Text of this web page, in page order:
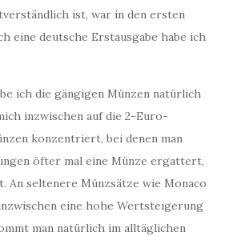
ist, war in den ersten
eine deutsche Erstausgabe habe ich
ich die gängigen Münzen natürlich
inzwischen auf die 2-Euro-
konzentriert, bei denen man
öfter mal eine Münze ergattert,
An seltenere Münzsätze wie Monaco
eine hohe Wertsteigerung
man natürlich im alltäglichen